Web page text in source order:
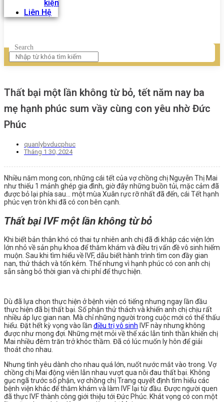
kiện
Liên Hệ
Search
Thất bại một lần không từ bỏ, tết năm nay ba
mẹ hạnh phúc sum vầy cùng con yêu nhờ Đức
Phúc
quanlybvducphuc
Tháng 1 30, 2024
Nhiều năm mong con, những cái tết của vợ chồng chị Nguyễn Thị Mai
như thiếu 1 mảnh ghép gia đình, giờ đây những buồn tủi, mặc cảm đã
được bỏ lại phía sau… một mùa Xuân rực rỡ nhất đã đến, cái Tết hạnh
phúc vẹn tròn khi đã có con bên cạnh.
Thất bại IVF một lần không từ bỏ
Khi biết bản thân khó có thai tự nhiên anh chị đã đi khắp các viện lớn
lớn nhỏ về sản phụ khoa để thăm khám và điều trị vấn đề vô sinh hiếm
muộn. Sau khi tìm hiểu về IVF, dẫu biết hành trình tìm con đầy gian
nan, thử thách và tốn kém. Thế nhưng vì hạnh phúc có con anh chị
sẵn sàng bỏ thời gian và chi phí để thực hiện.
Dù đã lựa chọn thực hiện ở bệnh viện có tiếng nhưng ngay lần đầu
thực hiện đã bị thất bại. Số phận thử thách và khiến anh chị chịu rất
nhiều áp lực gian nan. Mà chỉ những người trong cuộc mới có thể thấu
hiểu. Đặt hết kỳ vọng vào lần điều trị vô sinh IVF này nhưng không
được như mong đợi. Những mệt mỏi về thể xác lẫn tinh thần khiến chị
Mai nhiều đêm trăn trở khóc thầm. Đã có lúc muốn ly hôn để giải
thoát cho nhau.
Nhưng tình yêu dành cho nhau quá lớn, nuốt nước mắt vào trong. Vợ
chồng chị Mai động viên lẫn nhau vượt qua nỗi đau thất bại. Không
gục ngã trước số phận, vợ chồng chị Trang quyết định tìm hiểu các
bệnh viện khác để thăm khám và làm IVF lại từ đầu. Được người quen
đã thực IVF thành công giới thiệu tới Đức Phúc. Khát vọng có con một